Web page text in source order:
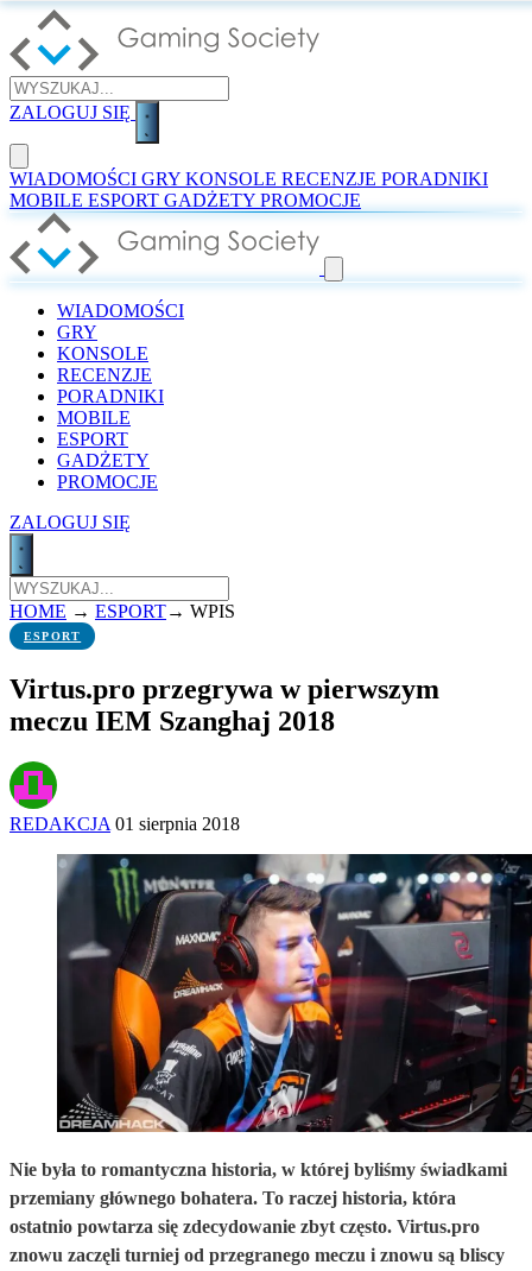
ZALOGUJ SIĘ
WIADOMOŚCI GRY KONSOLE RECENZJE PORADNIKI
MOBILE ESPORT GADŻETY PROMOCJE
WIADOMOŚCI
GRY
KONSOLE
RECENZJE
PORADNIKI
MOBILE
ESPORT
GADŻETY
PROMOCJE
ZALOGUJ SIĘ
HOME → ESPORT→ WPIS
ESPORT
Virtus.pro przegrywa w pierwszym
meczu IEM Szanghaj 2018
REDAKCJA 01 sierpnia 2018
Nie była to romantyczna historia, w której byliśmy świadkami
przemiany głównego bohatera. To raczej historia, która
ostatnio powtarza się zdecydowanie zbyt często. Virtus.pro
znowu zaczęli turniej od przegranego meczu i znowu są bliscy